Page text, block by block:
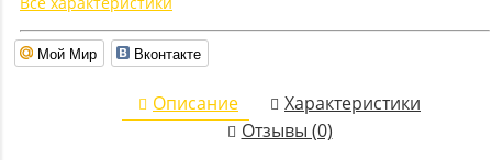
Мой Мир Вконтакте
Описание
Характеристики
Отзывы (0)